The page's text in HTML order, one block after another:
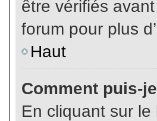
être vérifiés
forum pour plus
Haut
Comment puis-
En cliquant sur le